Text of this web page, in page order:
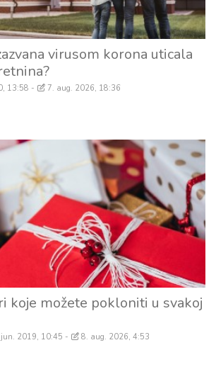
virusom korona uticala
13:58 7. aug. 2026, 18:36
koje možete pokloniti u svakoj
2019, 10:45 8. aug. 2026, 4:53